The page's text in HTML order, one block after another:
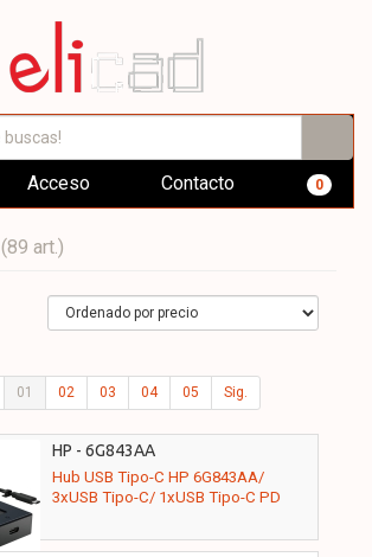
Acceso Contacto 0
(89 art.)
01 02 03 04 05 Sig.
HP - 6G843AA
Hub USB Tipo-C HP 6G843AA/
3xUSB Tipo-C/ 1xUSB Tipo-C PD